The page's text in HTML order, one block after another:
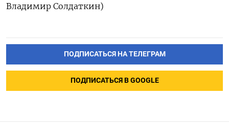
Владимир Солдаткин)
ПОДПИСАТЬСЯ НА ТЕЛЕГРАМ
ПОДПИСАТЬСЯ В GOOGLE